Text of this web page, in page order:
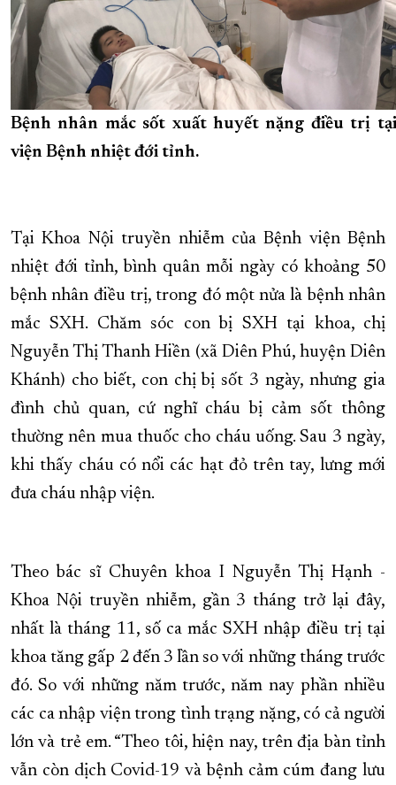
Bệnh nhân mắc sốt xuất huyết nặng điều trị
viện Bệnh nhiệt đới tỉnh.
Tại Khoa Nội truyền nhiễm của Bệnh viện Bệnh
nhiệt đới tỉnh, bình quân mỗi ngày có khoảng 50
bệnh nhân điều trị, trong đó một nửa là bệnh nhân
mắc SXH. Chăm sóc con bị SXH tại khoa, chị
Nguyễn Thị Thanh Hiền (xã Diên Phú, huyện Diên
Khánh) cho biết, con chị bị sốt 3 ngày, nhưng gia
đình chủ quan, cứ nghĩ cháu bị cảm sốt thông
thường nên mua thuốc cho cháu uống. Sau 3 ngày,
khi thấy cháu có nổi các hạt đỏ trên tay, lưng mới
đưa cháu nhập viện.
Theo bác sĩ Chuyên khoa I Nguyễn Thị Hạnh -
Khoa Nội truyền nhiễm, gần 3 tháng trở lại đây,
nhất là tháng 11, số ca mắc SXH nhập điều trị tại
khoa tăng gấp 2 đến 3 lần so với những tháng trước
đó. So với những năm trước, năm nay phần nhiều
các ca nhập viện trong tình trạng nặng, có cả người
lớn và trẻ em. “Theo tôi, hiện nay, trên địa bàn tỉnh
vẫn còn dịch Covid-19 và bệnh cảm cúm đang lưu